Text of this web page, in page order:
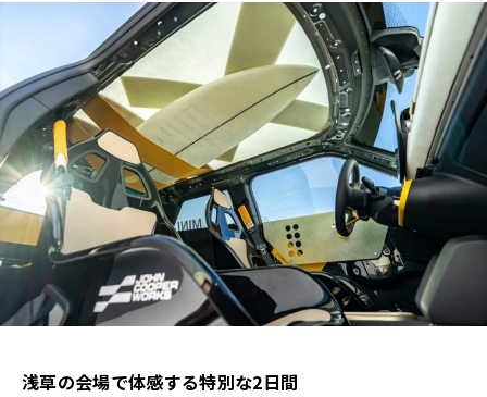
浅草の会場で体感する特別な2日間